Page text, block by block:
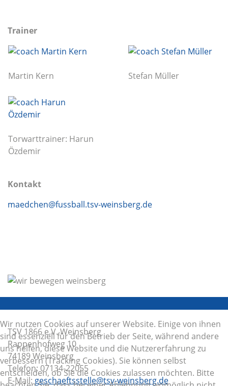
Trainer
Martin Kern Stefan Müller
Torwarttrainer: Harun
Özdemir
Kontakt
maedchen@fussball.tsv-weinsberg.de
TSV 1866 e.V. Weinsberg
Rappenhofweg 10
74189 Weinsberg
Telefon: 07134-22055
E-Mail: geschaeftsstelle@tsv-weinsberg.de
Wir nutzen Cookies auf unserer Website. Einige von ihnen
sind essenziell für den Betrieb der Seite, während andere
uns helfen, diese Website und die Nutzererfahrung zu
verbessern (Tracking Cookies). Sie können selbst
entscheiden, ob Sie die Cookies zulassen möchten. Bitte